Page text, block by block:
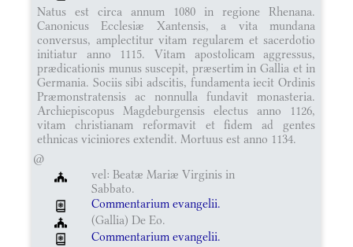
Natus est circa annum 1080 in regione Rhenana.
Canonicus Ecclesiæ Xantensis, a vita mundana
conversus, amplectitur vitam regularem et sacerdotio
initiatur anno 1115. Vitam apostolicam aggressus,
prædicationis munus suscepit, præsertim in Gallia et in
Germania. Sociis sibi adscitis, fundamenta iecit Ordinis
Præmonstratensis ac nonnulla fundavit monasteria.
Archiepiscopus Magdeburgensis electus anno 1126,
vitam christianam reformavit et fidem ad gentes
ethnicas viciniores extendit. Mortuus est anno 1134.
@
vel: Beatæ Mariæ Virginis in
Sabbato.
Commentarium evangelii.
(Gallia) De Eo.
Commentarium evangelii.